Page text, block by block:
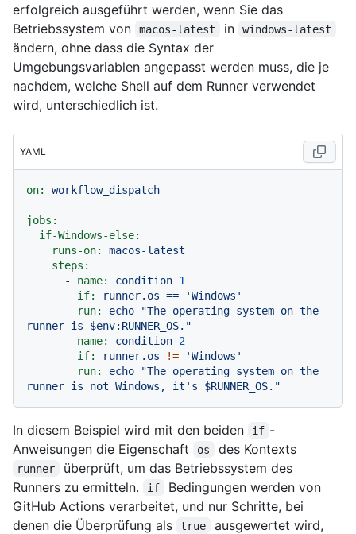
erfolgreich ausgeführt werden, wenn Sie das
Betriebssystem von
macos-latest in windows-latest
ändern, ohne dass die Syntax der
Umgebungsvariablen angepasst werden muss, die je
nachdem, welche Shell auf dem Runner verwendet
wird, unterschiedlich ist.
YAML
on: workflow_dispatch
jobs:
if-Windows-else:
runs-on:
macos-latest
steps:
-
name: condition 1
if:
runner.os ==
'Windows'
run:
echo
"The operating system on the
runner is $env:RUNNER_OS."
-
name: condition 2
if:
runner.os !=
'Windows'
run:
echo
"The operating system on the
runner is not Windows, it's $RUNNER_OS."
In diesem Beispiel wird mit den beiden if -
Anweisungen die Eigenschaft
os des Kontexts
runner
überprüft, um das Betriebssystem des
Runners zu ermitteln.
if
Bedingungen werden von
GitHub Actions verarbeitet, und nur Schritte, bei
denen die Überprüfung als
true
ausgewertet wird,